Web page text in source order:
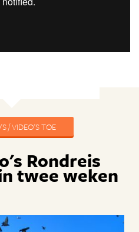
/ VIDEO'S TOE
Rondreis
twee weken